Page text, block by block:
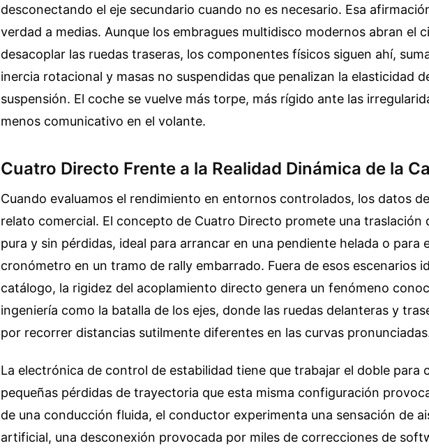
desconectando el eje secundario cuando no es necesario. Esa
verdad a medias. Aunque los embragues multidisco modernos abran el
desacoplar las ruedas traseras, los componentes físicos siguen ahí,
inercia rotacional y masas no suspendidas que penalizan la elasticidad
suspensión. El coche se vuelve más torpe, más rígido ante las
menos comunicativo en el volante.
Cuatro Directo Frente a la Realidad Dinámica de la
Cuando evaluamos el rendimiento en entornos controlados, los datos
relato comercial. El concepto de Cuatro Directo promete una traslación
pura y sin pérdidas, ideal para arrancar en una pendiente helada o para
cronómetro en un tramo de rally embarrado. Fuera de esos escenarios
catálogo, la rigidez del acoplamiento directo genera un fenómeno
ingeniería como la batalla de los ejes, donde las ruedas delanteras y
por recorrer distancias sutilmente diferentes en las curvas
La electrónica de control de estabilidad tiene que trabajar el doble para
pequeñas pérdidas de trayectoria que esta misma configuración
de una conducción fluida, el conductor experimenta una sensación de
artificial, una desconexión provocada por miles de correcciones de